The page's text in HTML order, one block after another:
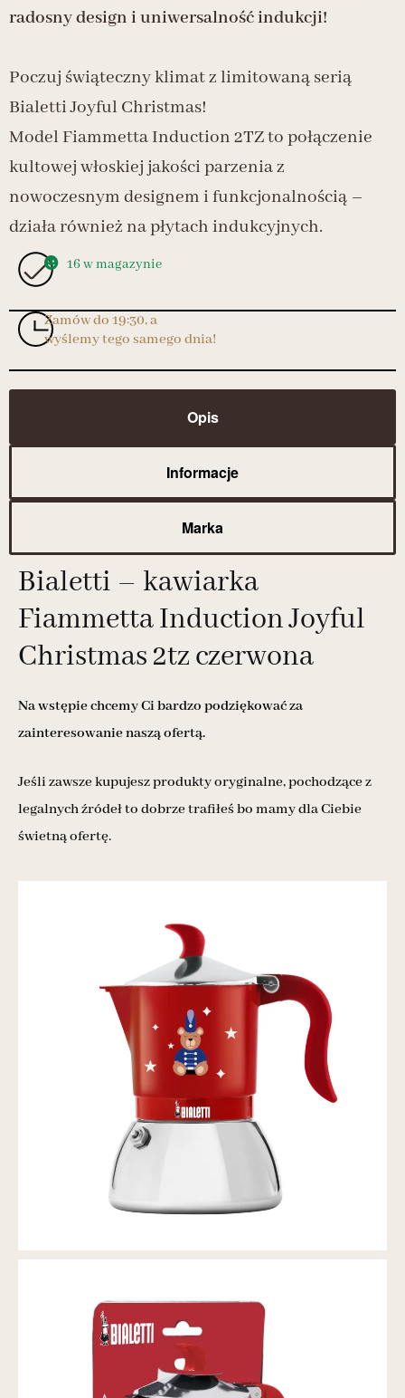
radosny design i uniwersalność indukcji!
Poczuj świąteczny klimat z limitowaną serią
Bialetti Joyful Christmas!
Model Fiammetta Induction 2TZ to połączenie
kultowej włoskiej jakości parzenia z
nowoczesnym designem i funkcjonalnością –
działa również na płytach indukcyjnych.
16 w magazynie
Zamów do 19:30, a
wyślemy tego samego dnia!
Opis
Informacje
Marka
Bialetti – kawiarka
Fiammetta Induction Joyful
Christmas 2tz czerwona
Na wstępie chcemy Ci bardzo podziękować za
zainteresowanie naszą ofertą.
Jeśli zawsze kupujesz produkty oryginalne, pochodzące z
legalnych źródeł to dobrze trafiłeś bo mamy dla Ciebie
świetną ofertę.